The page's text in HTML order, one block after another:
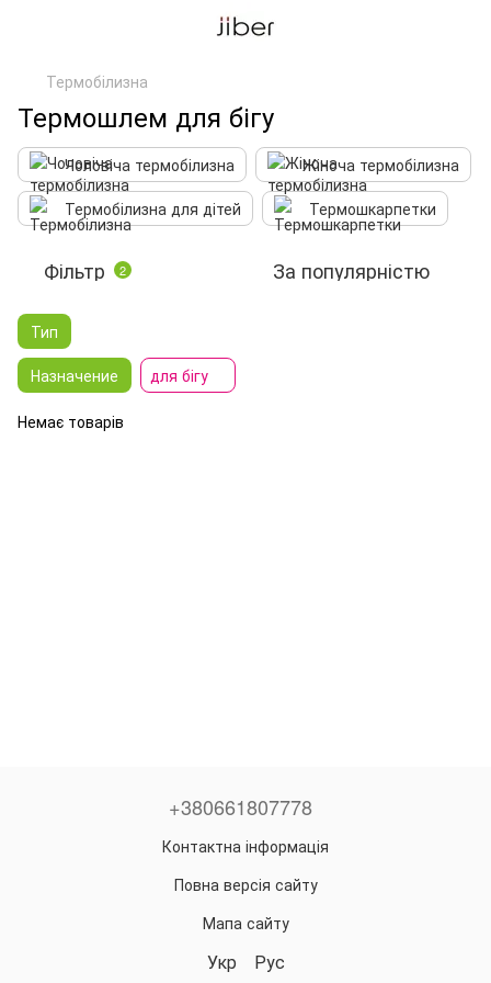
Термобілизна
Термошлем для бігу
Чоловіча термобілизна
Жіноча термобілизна
Термобілизна для дітей
Термошкарпетки
Фільтр 2 За популярністю
Тип
Назначение
для бігу
Немає товарів
+380661807778
Контактна інформація
Повна версія сайту
Мапа сайту
Укр Рус